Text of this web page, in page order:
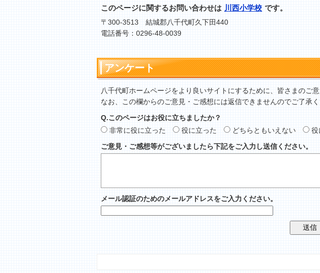
このページに関するお問い合わせは 川西小学校 です。
〒300-3513 結城郡八千代町久下田440
電話番号：0296-48-0039
アンケート
八千代町ホームページをより良いサイトにするために、皆さまのご
なお、この欄からのご意見・ご感想には返信できませんのでご了承く
Q.このページはお役に立ちましたか？
非常に役に立った
役に立った どちらともいえない
役
ご意見・ご感想等がございましたら下記をご入力し送信ください。
メール認証のためのメールアドレスをご入力ください。